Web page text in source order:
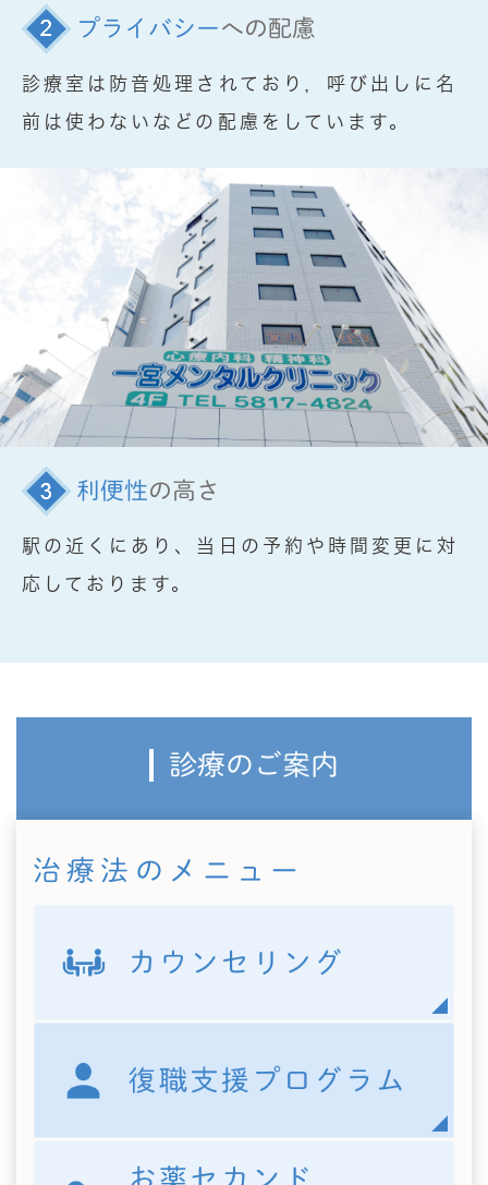
プライバシーへの配慮
診療室は防音処理されており，呼び出しに名
前は使わないなどの配慮をしています。
利便性の高さ
駅の近くにあり、当日の予約や時間変更に対
応しております。
診療のご案内
治療法のメニュー